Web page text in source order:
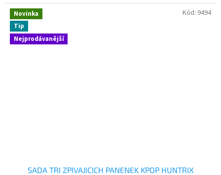
Novinka
Tip
Nejprodávanější
SADA TRI ZPIVAJICICH PANENEK KPOP HUNTRIX
Kód: 9494